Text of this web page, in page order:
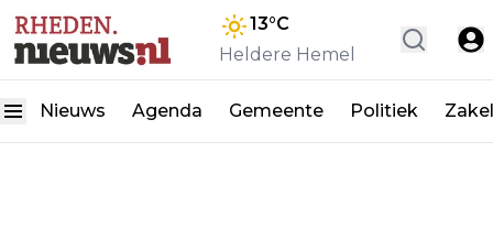
13°C
Heldere Hemel
Nieuws Agenda Gemeente Politiek